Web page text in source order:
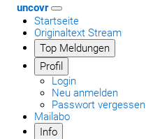
uncovr
Startseite
Originaltext Stream
Top Meldungen
Profil
Login
Neu anmelden
Passwort vergessen
Mailabo
Info